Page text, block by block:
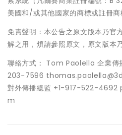
美國和/或其他國家的商標或註冊商
免責聲明：本公告之原文版本乃官
解之用，煩請參照原文，原文版本
聯絡方式： Tom Paolella 企業
203-7596
對外傳播總監 +1-917-522-
m